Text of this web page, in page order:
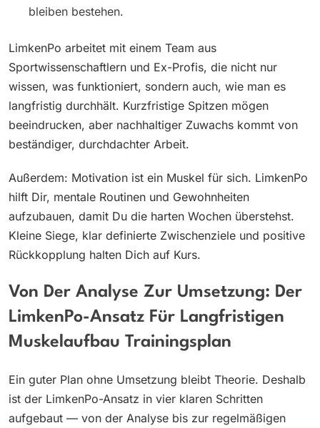
bleiben bestehen.
LimkenPo arbeitet mit einem Team aus
Sportwissenschaftlern und Ex-Profis, die nicht nur
wissen, was funktioniert, sondern auch, wie man es
langfristig durchhält. Kurzfristige Spitzen mögen
beeindrucken, aber nachhaltiger Zuwachs kommt von
beständiger, durchdachter Arbeit.
Außerdem: Motivation ist ein Muskel für sich. LimkenPo
hilft Dir, mentale Routinen und Gewohnheiten
aufzubauen, damit Du die harten Wochen überstehst.
Kleine Siege, klar definierte Zwischenziele und positive
Rückkopplung halten Dich auf Kurs.
Von Der Analyse Zur Umsetzung: Der
LimkenPo-Ansatz Für Langfristigen
Muskelaufbau Trainingsplan
Ein guter Plan ohne Umsetzung bleibt Theorie. Deshalb
ist der LimkenPo-Ansatz in vier klaren Schritten
aufgebaut — von der Analyse bis zur regelmäßigen